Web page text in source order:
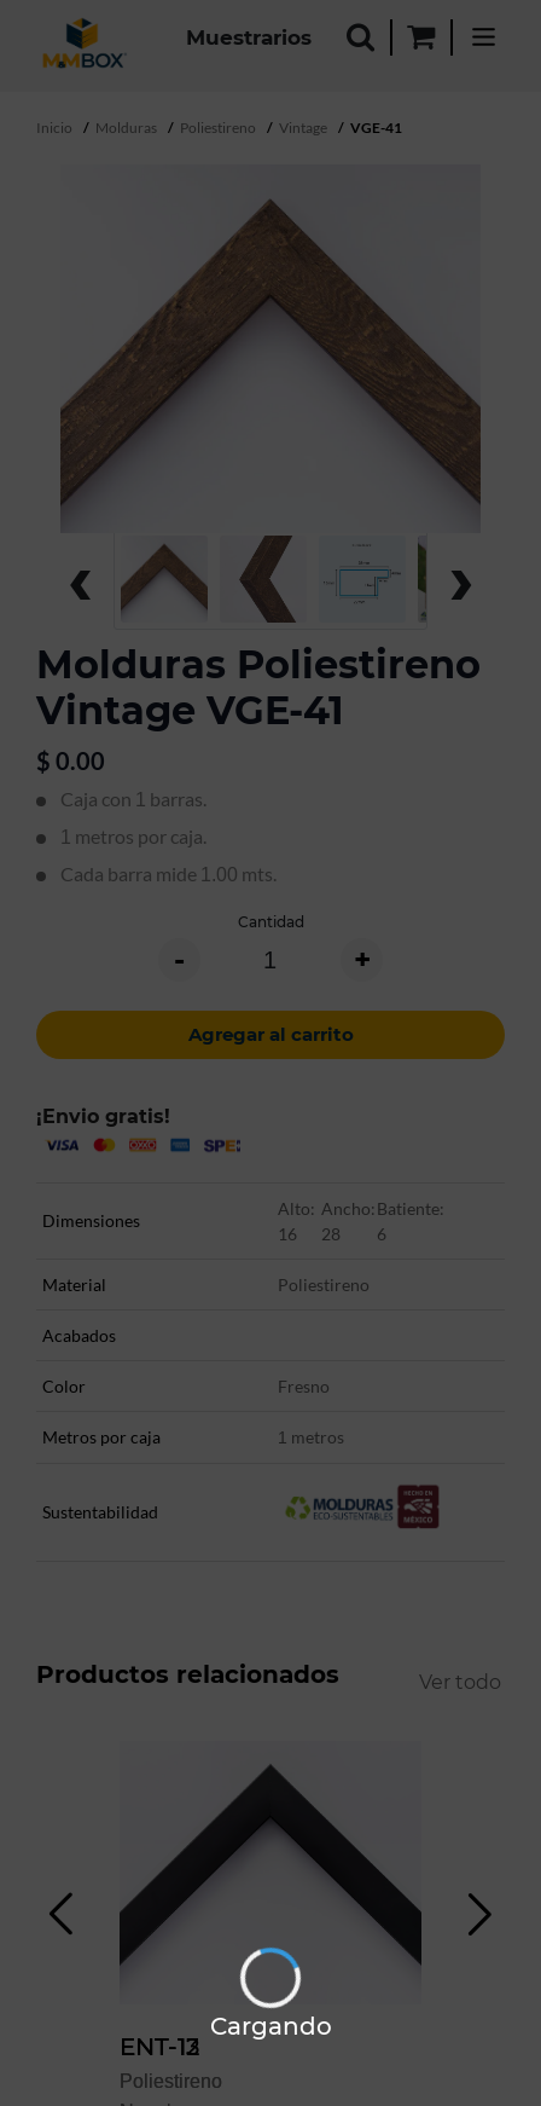
Muestrarios
Inicio Molduras Poliestireno Vintage VGE-41
‹ ›
Molduras Poliestireno
Vintage VGE-41
$ 0.00
Caja con 1 barras.
1 metros por caja.
Cada barra mide 1.00 mts.
Cantidad
- +
Agregar al carrito
¡Envio gratis!
Dimensiones
Alto:
16
Ancho:
28
Batiente:
6
Material Poliestireno
Acabados
Color Fresno
Metros por caja 1 metros
Sustentabilidad
Productos relacionados Ver todo
ENT-12
Poliestireno
ENT-13
Poliestireno
Cargando